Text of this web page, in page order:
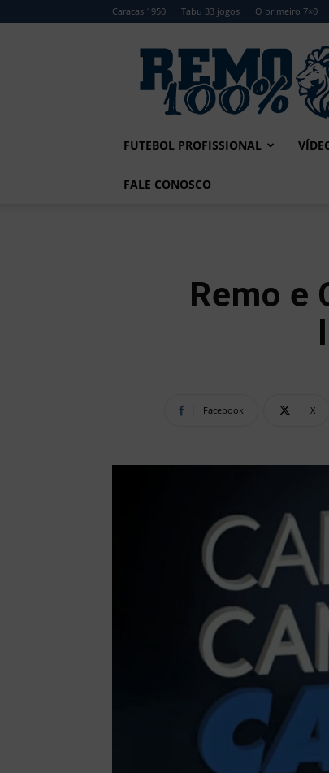
Caracas 1950 Tabu 33 jogos O primeiro 7×0
Remo
FUTEBOL PROFISSIONAL
FALE CONOSCO
Remo e
Facebook X